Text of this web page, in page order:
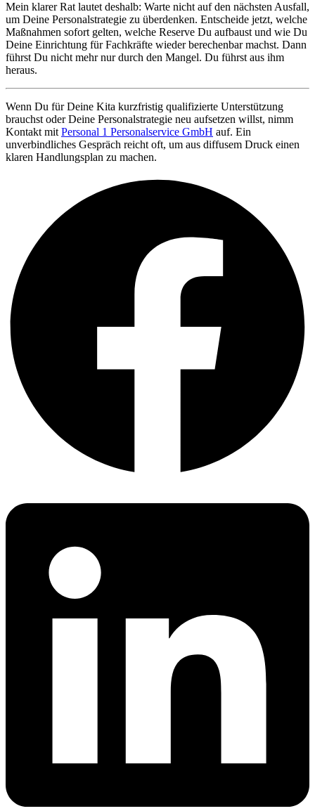
Mein klarer Rat lautet deshalb: Warte nicht auf den nächsten Ausfall,
um Deine Personalstrategie zu überdenken. Entscheide jetzt, welche
Maßnahmen sofort gelten, welche Reserve Du aufbaust und wie Du
Deine Einrichtung für Fachkräfte wieder berechenbar machst. Dann
führst Du nicht mehr nur durch den Mangel. Du führst aus ihm
heraus.
Wenn Du für Deine Kita kurzfristig qualifizierte Unterstützung
brauchst oder Deine Personalstrategie neu aufsetzen willst, nimm
Kontakt mit Personal 1 Personalservice GmbH auf. Ein
unverbindliches Gespräch reicht oft, um aus diffusem Druck einen
klaren Handlungsplan zu machen.